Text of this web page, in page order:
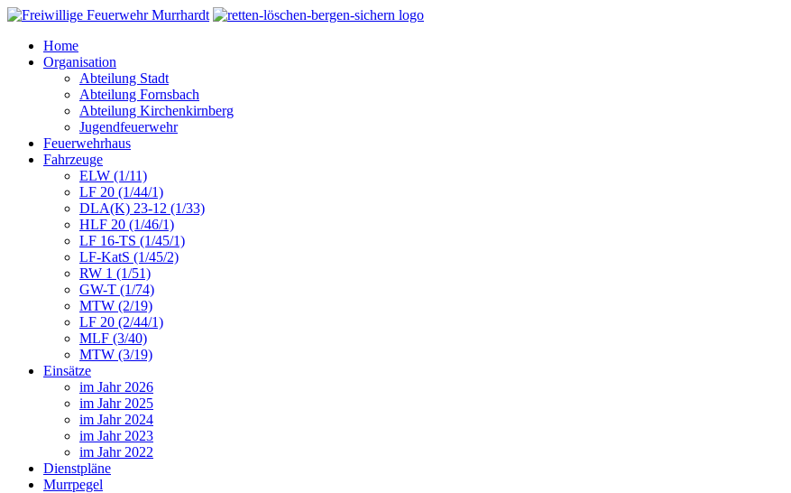
Home
Organisation
Abteilung Stadt
Abteilung Fornsbach
Abteilung Kirchenkirnberg
Jugendfeuerwehr
Feuerwehrhaus
Fahrzeuge
ELW (1/11)
LF 20 (1/44/1)
DLA(K) 23-12 (1/33)
HLF 20 (1/46/1)
LF 16-TS (1/45/1)
LF-KatS (1/45/2)
RW 1 (1/51)
GW-T (1/74)
MTW (2/19)
LF 20 (2/44/1)
MLF (3/40)
MTW (3/19)
Einsätze
im Jahr 2026
im Jahr 2025
im Jahr 2024
im Jahr 2023
im Jahr 2022
Dienstpläne
Murrpegel